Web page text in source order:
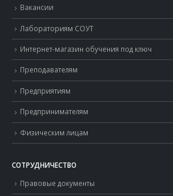
Вакансии
Лабораториям СОУТ
Интернет-магазин обучения под ключ
Преподавателям
Предприятиям
Предпринимателям
Физическим лицам
СОТРУДНИЧЕСТВО
Правовые документы